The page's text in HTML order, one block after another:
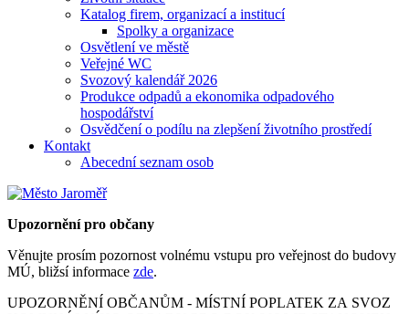
Katalog firem, organizací a institucí
Spolky a organizace
Osvětlení ve městě
Veřejné WC
Svozový kalendář 2026
Produkce odpadů a ekonomika odpadového
hospodářství
Osvědčení o podílu na zlepšení životního prostředí
Kontakt
Abecední seznam osob
Upozornění pro občany
Věnujte prosím pozornost volnému vstupu pro veřejnost do budovy
MÚ, bližsí informace zde.
UPOZORNĚNÍ OBČANŮM - MÍSTNÍ POPLATEK ZA SVOZ